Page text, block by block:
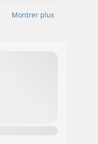
Montrer plus